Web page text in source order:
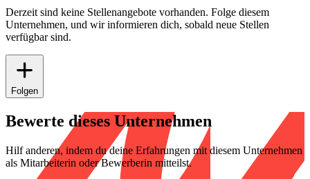
Derzeit sind keine Stellenangebote vorhanden. Folge diesem
Unternehmen, und wir informieren dich, sobald neue Stellen
verfügbar sind.
Folgen
Bewerte dieses Unternehmen
Hilf anderen, indem du deine Erfahrungen mit diesem Unternehmen
als Mitarbeiterin oder Bewerberin mitteilst.